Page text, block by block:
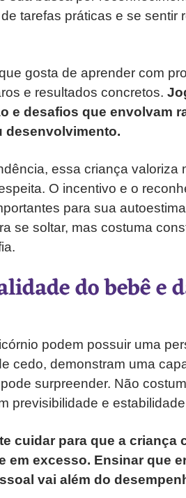
tarefas práticas e se sentir
gosta de aprender com
e resultados concretos.
e desafios que envolvam
desenvolvimento.
essa criança valoriza
O incentivo e o
para sua
se soltar, mas costuma
do bebê e
podem possuir uma
cedo, demonstram uma
surpreender. Não
previsibilidade e
cuidar para que a criança
em excesso. Ensinar que
vai além do